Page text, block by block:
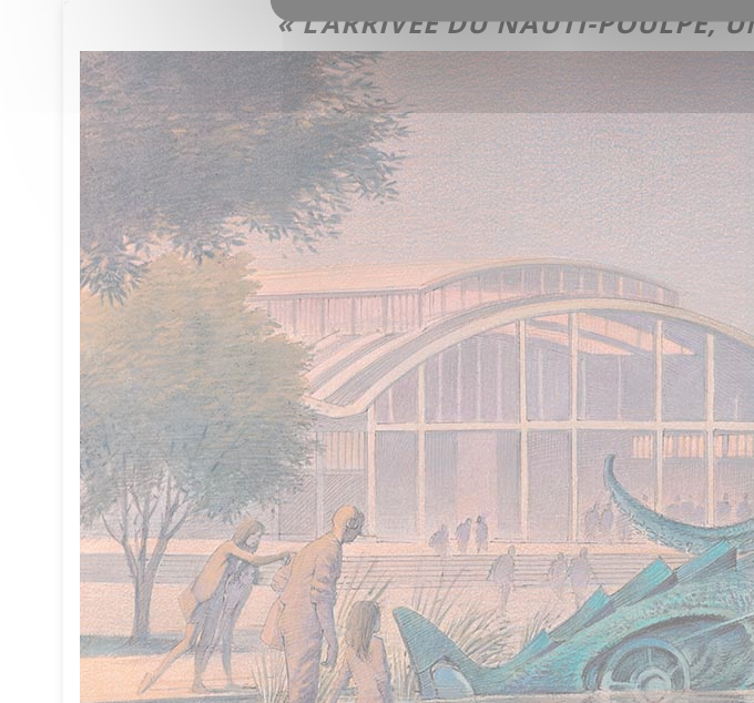
« L’ARRIVÉE DU NAUTI-POULPE,